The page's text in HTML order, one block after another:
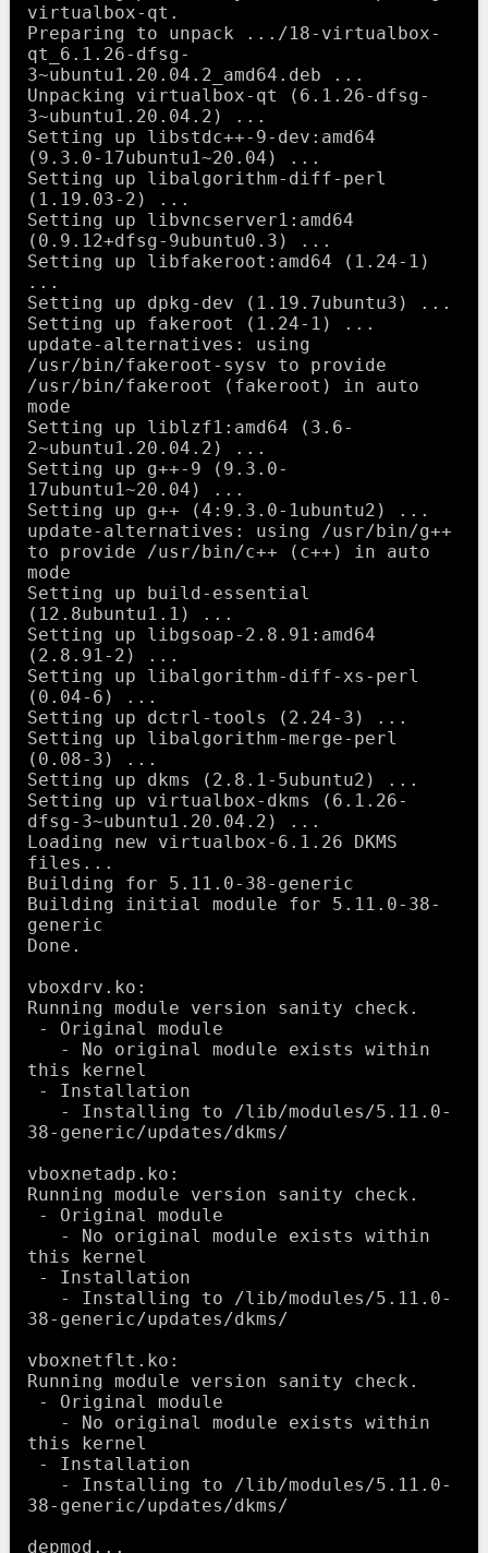
virtualbox-qt.
Preparing to unpack .../18-virtualbox-
qt_6.1.26-dfsg-
3~ubuntu1.20.04.2_amd64.deb ...
Unpacking virtualbox-qt (6.1.26-dfsg-
3~ubuntu1.20.04.2) ...
Setting up libstdc++-9-dev:amd64
(9.3.0-17ubuntu1~20.04) ...
Setting up libalgorithm-diff-perl
(1.19.03-2) ...
Setting up libvncserver1:amd64
(0.9.12+dfsg-9ubuntu0.3) ...
Setting up libfakeroot:amd64 (1.24-1)
...
Setting up dpkg-dev (1.19.7ubuntu3) ...
Setting up fakeroot (1.24-1) ...
update-alternatives: using
/usr/bin/fakeroot-sysv to provide
/usr/bin/fakeroot (fakeroot) in auto
mode
Setting up liblzf1:amd64 (3.6-
2~ubuntu1.20.04.2) ...
Setting up g++-9 (9.3.0-
17ubuntu1~20.04) ...
Setting up g++ (4:9.3.0-1ubuntu2) ...
update-alternatives: using /usr/bin/g++
to provide /usr/bin/c++ (c++) in auto
mode
Setting up build-essential
(12.8ubuntu1.1) ...
Setting up libgsoap-2.8.91:amd64
(2.8.91-2) ...
Setting up libalgorithm-diff-xs-perl
(0.04-6) ...
Setting up dctrl-tools (2.24-3) ...
Setting up libalgorithm-merge-perl
(0.08-3) ...
Setting up dkms (2.8.1-5ubuntu2) ...
Setting up virtualbox-dkms (6.1.26-
dfsg-3~ubuntu1.20.04.2) ...
Loading new virtualbox-6.1.26 DKMS
files...
Building for 5.11.0-38-generic
Building initial module for 5.11.0-38-
generic
Done.
vboxdrv.ko:
Running module version sanity check.
this kernel
38-generic/updates/dkms/
vboxnetadp.ko:
Running module version sanity check.
this kernel
38-generic/updates/dkms/
vboxnetflt.ko:
Running module version sanity check.
this kernel
38-generic/updates/dkms/
depmod...